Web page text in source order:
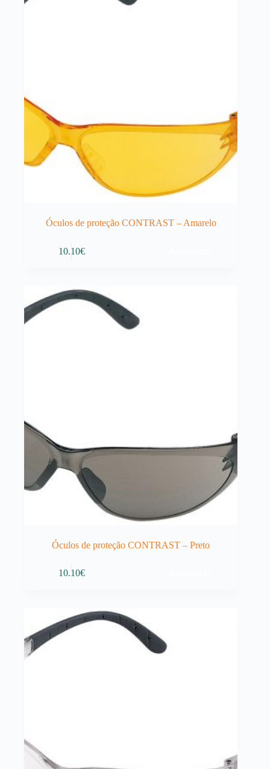
Óculos de proteção CONTRAST – Amarelo
10.10€
Óculos de proteção CONTRAST – Preto
10.10€